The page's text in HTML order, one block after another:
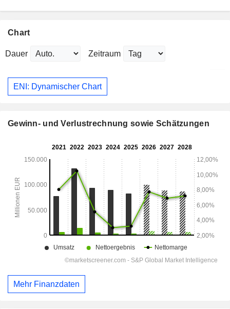
Chart
Dauer Zeitraum
ENI: Dynamischer Chart
Gewinn- und Verlustrechnung sowie Schätzungen
Mehr Finanzdaten